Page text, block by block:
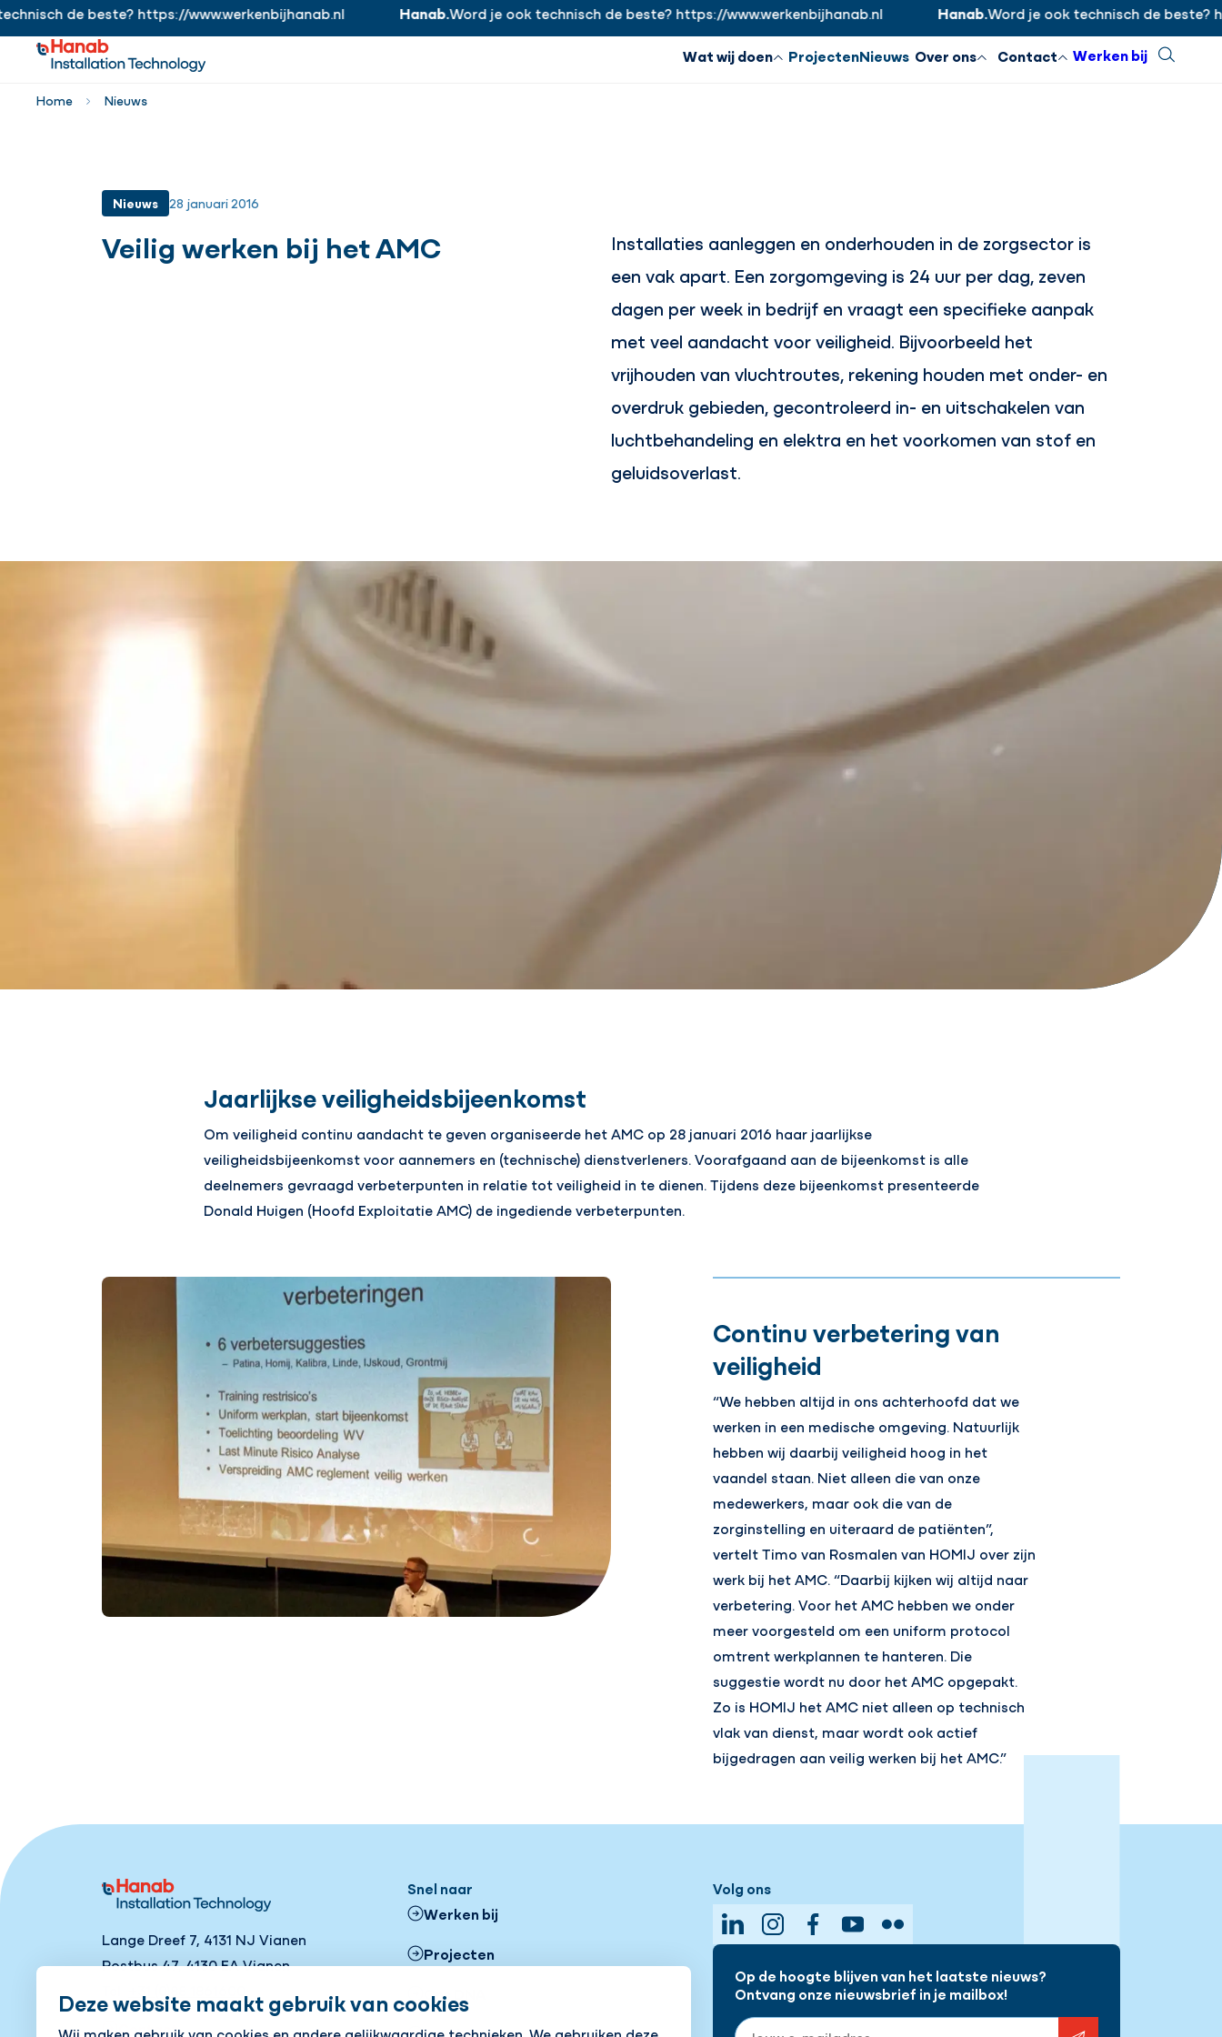
Deze website maakt gebruik van cookies
https://www.werkenbijhanab.nl
de beste? https://www.werkenbijhanab.nl Hanab.Word je ook technisch de beste? https://www.werkenbijhanab.nl Hanab.Word je ook technisch de beste?
Inloggen
Wat wij doen ProjectenNieuws Over ons Contact Werken bij Zoeken
Home Nieuws
Nieuws 28 januari 2016
Veilig werken bij het AMC
Installaties aanleggen en onderhouden in de zorgsector is
een vak apart. Een zorgomgeving is 24 uur per dag, zeven
dagen per week in bedrijf en vraagt een specifieke aanpak
met veel aandacht voor veiligheid. Bijvoorbeeld het
vrijhouden van vluchtroutes, rekening houden met onder- en
overdruk gebieden, gecontroleerd in- en uitschakelen van
luchtbehandeling en elektra en het voorkomen van stof en
geluidsoverlast.
Jaarlijkse veiligheidsbijeenkomst
Om veiligheid continu aandacht te geven organiseerde het AMC op 28 januari 2016 haar jaarlijkse
veiligheidsbijeenkomst voor aannemers en (technische) dienstverleners. Voorafgaand aan de bijeenkomst is alle
deelnemers gevraagd verbeterpunten in relatie tot veiligheid in te dienen. Tijdens deze bijeenkomst presenteerde
Donald Huigen (Hoofd Exploitatie AMC) de ingediende verbeterpunten.
Continu verbetering van
veiligheid
“We hebben altijd in ons achterhoofd dat we
werken in een medische omgeving. Natuurlijk
hebben wij daarbij veiligheid hoog in het
vaandel staan. Niet alleen die van onze
medewerkers, maar ook die van de
zorginstelling en uiteraard de patiënten”,
vertelt Timo van Rosmalen van HOMIJ over zijn
werk bij het AMC. “Daarbij kijken wij altijd naar
verbetering. Voor het AMC hebben we onder
meer voorgesteld om een uniform protocol
omtrent werkplannen te hanteren. Die
suggestie wordt nu door het AMC opgepakt.
Zo is HOMIJ het AMC niet alleen op technisch
vlak van dienst, maar wordt ook actief
bijgedragen aan veilig werken bij het AMC.”
Lange Dreef 7, 4131 NJ Vianen
Postbus 47, 4130 EA Vianen
Contact
Snel naar
Werken bij
Projecten
Ons DNA
Volg ons
LinkedInInstagram
FacebookYouTube
Op de hoogte blijven van het laatste nieuws?
Ontvang onze nieuwsbrief in je mailbox!
E-mailadres